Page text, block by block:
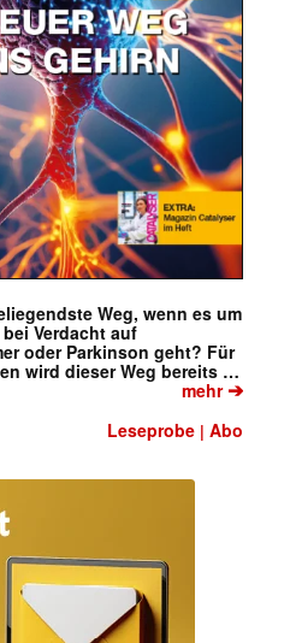
Weg, wenn es um
Verdacht auf
oder Parkinson geht? Für
wird dieser Weg bereits …
mehr➔
Leseprobe |Abo